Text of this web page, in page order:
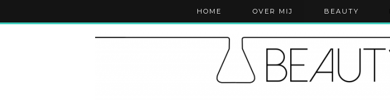
HOME OVER MIJ BEAUTY